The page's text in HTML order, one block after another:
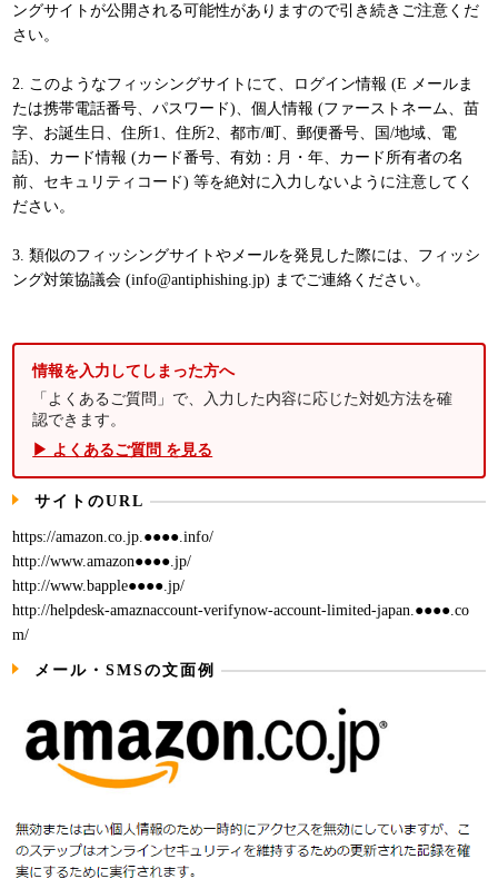
ングサイトが公開される可能性がありますので引き続きご注意くだ
さい。
2. このようなフィッシングサイトにて、ログイン情報 (E メールま
たは携帯電話番号、パスワード)、個人情報 (ファーストネーム、苗
字、お誕生日、住所1、住所2、都市/町、郵便番号、国/地域、電
話)、カード情報 (カード番号、有効：月・年、カード所有者の名
前、セキュリティコード) 等を絶対に入力しないように注意してく
ださい。
3. 類似のフィッシングサイトやメールを発見した際には、フィッシ
ング対策協議会 (info@antiphishing.jp) までご連絡ください。
情報を入力してしまった方へ
「よくあるご質問」で、入力した内容に応じた対処方法を確
認できます。
▶ よくあるご質問 を見る
サイトのURL
https://amazon.co.jp.●●●●.info/
http://www.amazon●●●●.jp/
http://www.bapple●●●●.jp/
http://helpdesk-amaznaccount-verifynow-account-limited-japan.●●●●.co
m/
メール・SMSの文面例